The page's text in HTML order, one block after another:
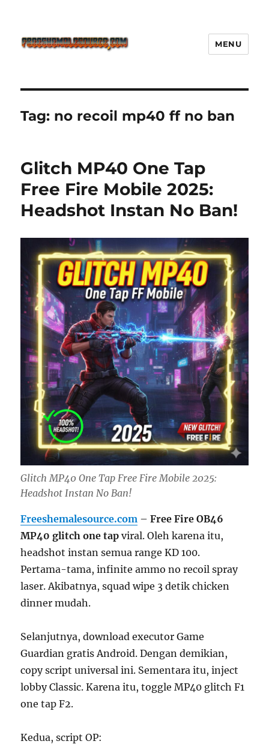
Defense Main Game Ini Pasti
Ketagihan!
MENU
Tag: no recoil mp40 ff no ban
Glitch MP40 One Tap
Free Fire Mobile 2025:
Headshot Instan No Ban!
Glitch MP40 One Tap Free Fire Mobile 2025:
Headshot Instan No Ban!
Freeshemalesource.com –Free Fire OB46
MP40 glitch one tap viral. Oleh karena itu,
headshot instan semua range KD 100.
Pertama-tama, infinite ammo no recoil spray
laser. Akibatnya, squad wipe 3 detik chicken
dinner mudah.
Selanjutnya, download executor Game
Guardian gratis Android. Dengan demikian,
copy script universal ini. Sementara itu, inject
lobby Classic. Karena itu, toggle MP40 glitch F1
one tap F2.
Kedua, script OP: